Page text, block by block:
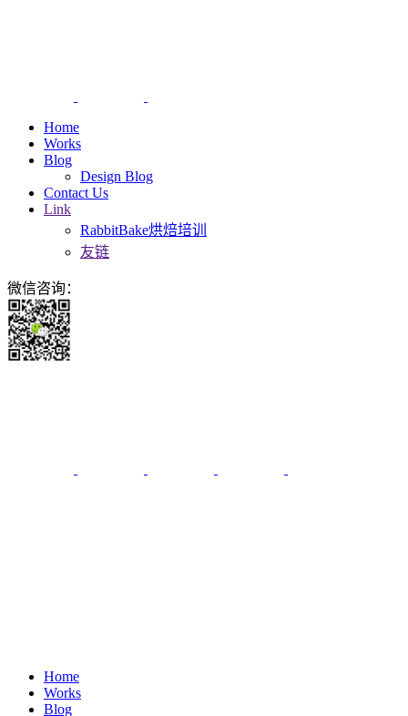
Home
Works
Blog
Design Blog
Contact Us
Link
RabbitBake烘焙培训
友链
微信咨询：
Home
Works
Blog